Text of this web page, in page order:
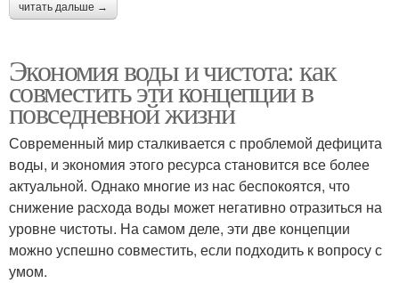
читать дальше →
Экономия воды и чистота: как
совместить эти концепции в
повседневной жизни
Современный мир сталкивается с проблемой дефицита
воды, и экономия этого ресурса становится все более
актуальной. Однако многие из нас беспокоятся, что
снижение расхода воды может негативно отразиться на
уровне чистоты. На самом деле, эти две концепции
можно успешно совместить, если подходить к вопросу с
умом.